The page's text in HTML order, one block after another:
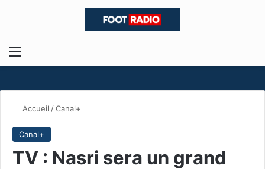
Menu
Accueil /Canal+
Canal+
TV : Nasri sera un grand